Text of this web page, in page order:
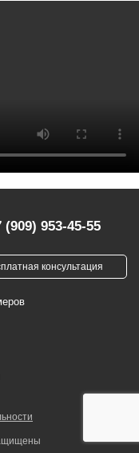
(909) 953-45-55
консультация